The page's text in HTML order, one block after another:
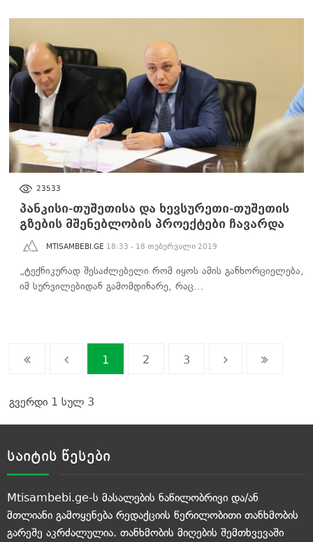
23533
პანკისი-თუშეთისა და ხევსურეთი-თუშეთის
გზების მშენებლობის პროექტები ჩავარდა
MTISAMBEBI.GE 18:33 - 18 თებერვალი 2019
„ტექნიკურად შესაძლებელი რომ იყოს ამის განხორციელება,
იმ სურვილებიდან გამომდინარე, რაც…
1 2 3
გვერდი 1 სულ 3
საიტის წესები
Mtisambebi.ge-ს მასალების ნაწილობრივი და/ან
მთლიანი გამოყენება რედაქციის წერილობითი თანხმობის
გარეშე აკრძალულია. თანხმობის მიღების შემთხვევაში